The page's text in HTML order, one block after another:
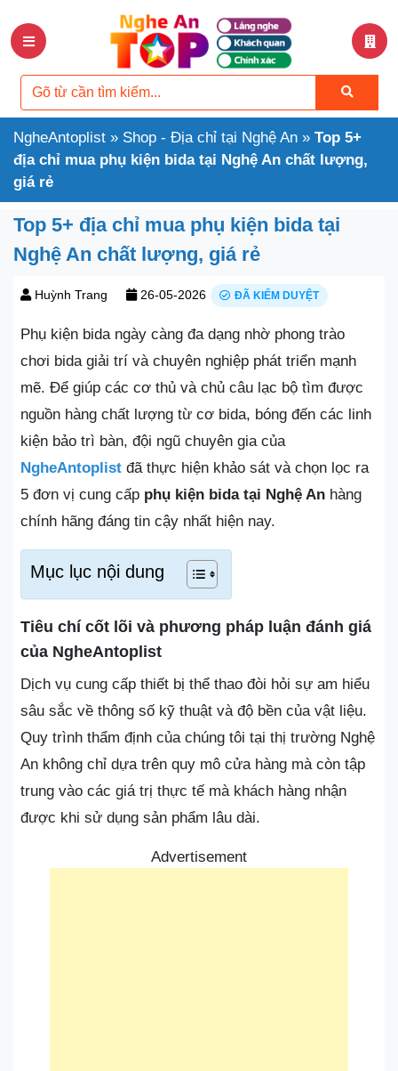
NgheAntoplist » Shop - Địa chỉ tại Nghệ An » Top 5+
địa chỉ mua phụ kiện bida tại Nghệ An chất lượng,
giá rẻ
Top 5+ địa chỉ mua phụ kiện bida tại
Nghệ An chất lượng, giá rẻ
Huỳnh Trang 26-05-2026 ĐÃ KIỂM DUYỆT
Phụ kiện bida ngày càng đa dạng nhờ phong trào
chơi bida giải trí và chuyên nghiệp phát triển mạnh
mẽ. Để giúp các cơ thủ và chủ câu lạc bộ tìm được
nguồn hàng chất lượng từ cơ bida, bóng đến các linh
kiện bảo trì bàn, đội ngũ chuyên gia của
NgheAntoplist đã thực hiện khảo sát và chọn lọc ra
5 đơn vị cung cấp phụ kiện bida tại Nghệ An hàng
chính hãng đáng tin cậy nhất hiện nay.
Mục lục nội dung
Tiêu chí cốt lõi và phương pháp luận đánh giá
của NgheAntoplist
Dịch vụ cung cấp thiết bị thể thao đòi hỏi sự am hiểu
sâu sắc về thông số kỹ thuật và độ bền của vật liệu.
Quy trình thẩm định của chúng tôi tại thị trường Nghệ
An không chỉ dựa trên quy mô cửa hàng mà còn tập
trung vào các giá trị thực tế mà khách hàng nhận
được khi sử dụng sản phẩm lâu dài.
Advertisement